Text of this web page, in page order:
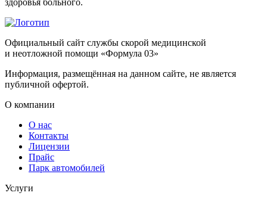
Официальный сайт службы скорой медицинской
и неотложной помощи «Формула 03»
Информация, размещённая на данном сайте, не является
публичной офертой.
О компании
О нас
Контакты
Лицензии
Прайс
Парк автомобилей
Услуги